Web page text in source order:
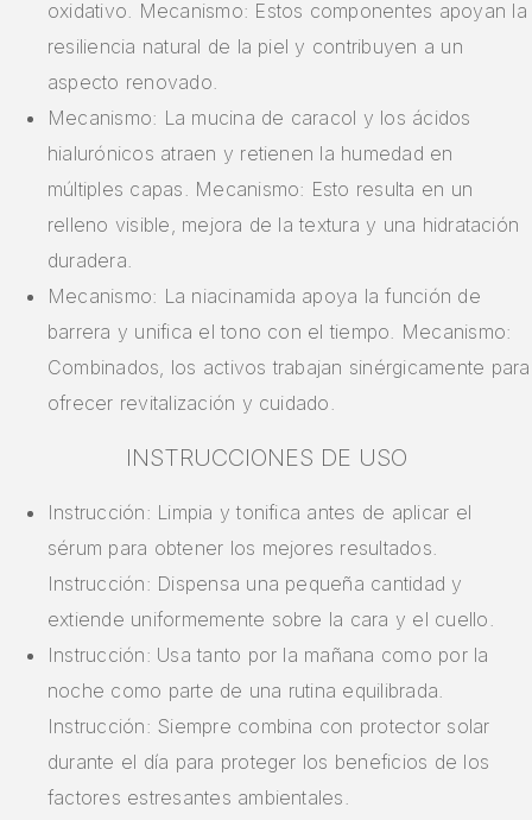
oxidativo. Mecanismo: Estos componentes apoyan la
resiliencia natural de la piel y contribuyen a un
aspecto renovado.
Mecanismo: La mucina de caracol y los ácidos
hialurónicos atraen y retienen la humedad en
múltiples capas. Mecanismo: Esto resulta en un
relleno visible, mejora de la textura y una hidratación
duradera.
Mecanismo: La niacinamida apoya la función de
barrera y unifica el tono con el tiempo. Mecanismo:
Combinados, los activos trabajan sinérgicamente para
ofrecer revitalización y cuidado.
INSTRUCCIONES DE USO
Instrucción: Limpia y tonifica antes de aplicar el
sérum para obtener los mejores resultados.
Instrucción: Dispensa una pequeña cantidad y
extiende uniformemente sobre la cara y el cuello.
Instrucción: Usa tanto por la mañana como por la
noche como parte de una rutina equilibrada.
Instrucción: Siempre combina con protector solar
durante el día para proteger los beneficios de los
factores estresantes ambientales.